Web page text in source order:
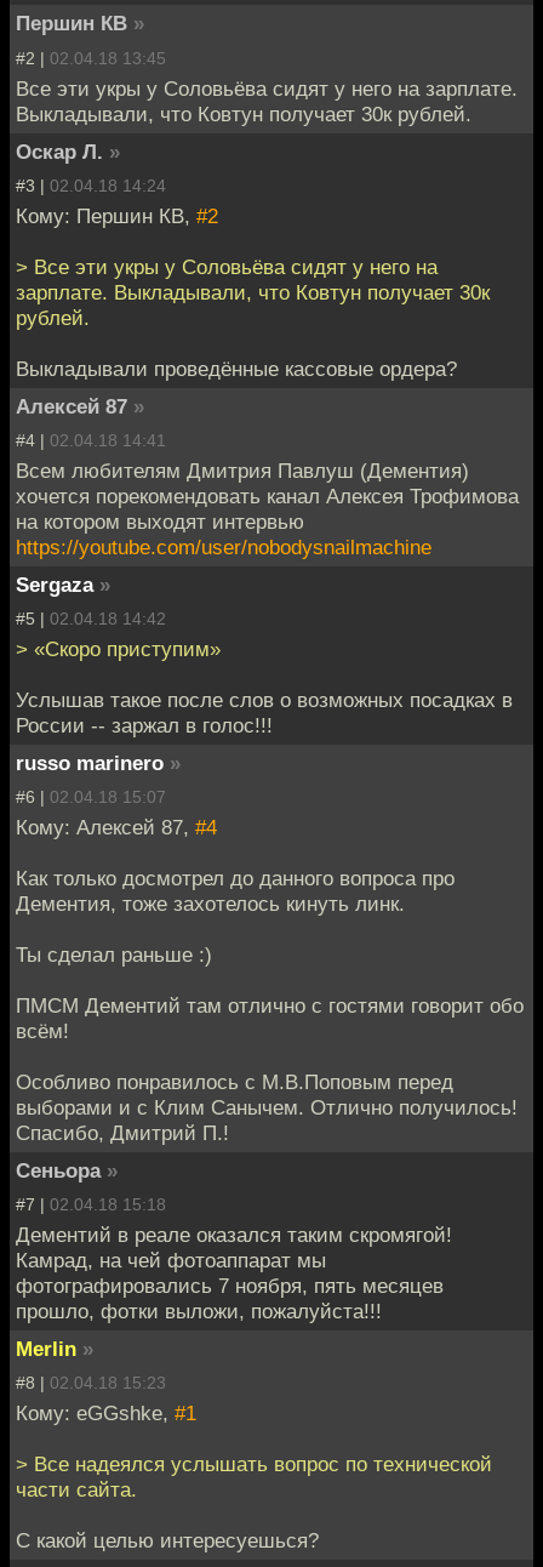
Першин КВ »
#2 | 02.04.18 13:45
Все эти укры у Соловьёва сидят у него на зарплате.
Выкладывали, что Ковтун получает 30к рублей.
Оскар Л. »
#3 | 02.04.18 14:24
Кому: Першин КВ, #2
> Все эти укры у Соловьёва сидят у него на
зарплате. Выкладывали, что Ковтун получает 30к
рублей.
Выкладывали проведённые кассовые ордера?
Алексей 87 »
#4 | 02.04.18 14:41
Всем любителям Дмитрия Павлуш (Дементия)
хочется порекомендовать канал Алексея Трофимова
на котором выходят интервью
https://youtube.com/user/nobodysnailmachine
Sergaza »
#5 | 02.04.18 14:42
> «Скоро приступим»
Услышав такое после слов о возможных посадках в
России -- заржал в голос!!!
russo marinero »
#6 | 02.04.18 15:07
Кому: Алексей 87, #4
Как только досмотрел до данного вопроса про
Дементия, тоже захотелось кинуть линк.
Ты сделал раньше :)
ПМСМ Дементий там отлично с гостями говорит обо
всём!
Особливо понравилось с М.В.Поповым перед
выборами и с Клим Санычем. Отлично получилось!
Спасибо, Дмитрий П.!
Сеньора »
#7 | 02.04.18 15:18
Дементий в реале оказался таким скромягой!
Камрад, на чей фотоаппарат мы
фотографировались 7 ноября, пять месяцев
прошло, фотки выложи, пожалуйста!!!
Merlin »
#8 | 02.04.18 15:23
Кому: eGGshke, #1
> Все надеялся услышать вопрос по технической
части сайта.
С какой целью интересуешься?